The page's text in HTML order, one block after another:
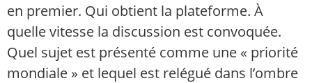
en premier. Qui obtient la plateforme. À
quelle vitesse la discussion est convoquée.
Quel sujet est présenté comme une « priorité
mondiale » et lequel est relégué dans l’ombre